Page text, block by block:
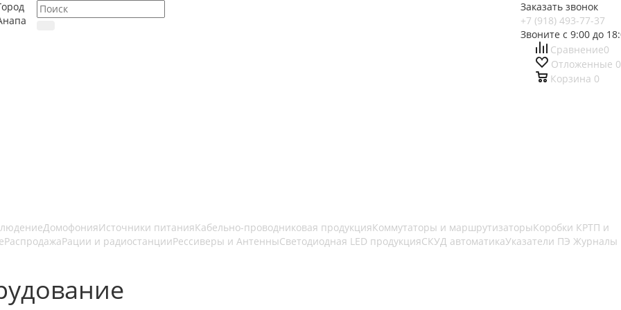
Заказать звонок
+7 (918) 493-77-37
Звоните с 9:00 до
Сравнение0
Отложенные 0
Корзина 0
ДомофонияИсточники питанияКабельно-проводниковая продукцияКоммутаторы и маршрутизаторыКоробки КРТП и
РаспродажаРации и радиостанцииРессиверы и АнтенныСветодиодная LED продукцияСКУД автоматикаУказатели ПЭ Журналы